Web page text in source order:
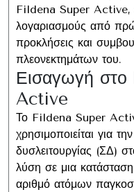
Fildena Super Active,
λογαριασμούς από
προκλήσεις και
πλεονεκτημάτων του.
Εισαγωγή
Active
Το Fildena Super
χρησιμοποιείται για
δυσλειτουργίας (ΣΔ)
λύση σε μια
αριθμό ατόμων